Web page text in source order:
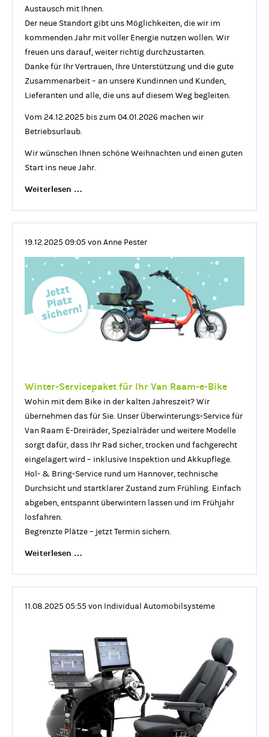
Austausch mit Ihnen.
Der neue Standort gibt uns Möglichkeiten, die wir im
kommenden Jahr mit voller Energie nutzen wollen. Wir
freuen uns darauf, weiter richtig durchzustarten.
Danke für Ihr Vertrauen, Ihre Unterstützung und die gute
Zusammenarbeit – an unsere Kundinnen und Kunden,
Lieferanten und alle, die uns auf diesem Weg begleiten.
Vom 24.12.2025 bis zum 04.01.2026 machen wir
Betriebsurlaub.
Wir wünschen Ihnen schöne Weihnachten und einen guten
Start ins neue Jahr.
Weiterlesen …
19.12.2025 09:05 von Anne Pester
Winter-Servicepaket für Ihr Van Raam-e-Bike
Wohin mit dem Bike in der kalten Jahreszeit? Wir
übernehmen das für Sie. Unser Überwinterungs-Service für
Van Raam E-Dreiräder, Spezialräder und weitere Modelle
sorgt dafür, dass Ihr Rad sicher, trocken und fachgerecht
eingelagert wird – inklusive Inspektion und Akkupflege.
Hol- & Bring-Service rund um Hannover, technische
Durchsicht und startklarer Zustand zum Frühling. Einfach
abgeben, entspannt überwintern lassen und im Frühjahr
losfahren.
Begrenzte Plätze – jetzt Termin sichern.
Weiterlesen …
Van
Bike
11.08.2025 05:55 von Individual Automobilsysteme